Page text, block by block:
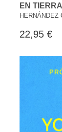
EN
HERNÁNDEZ
22,95 €